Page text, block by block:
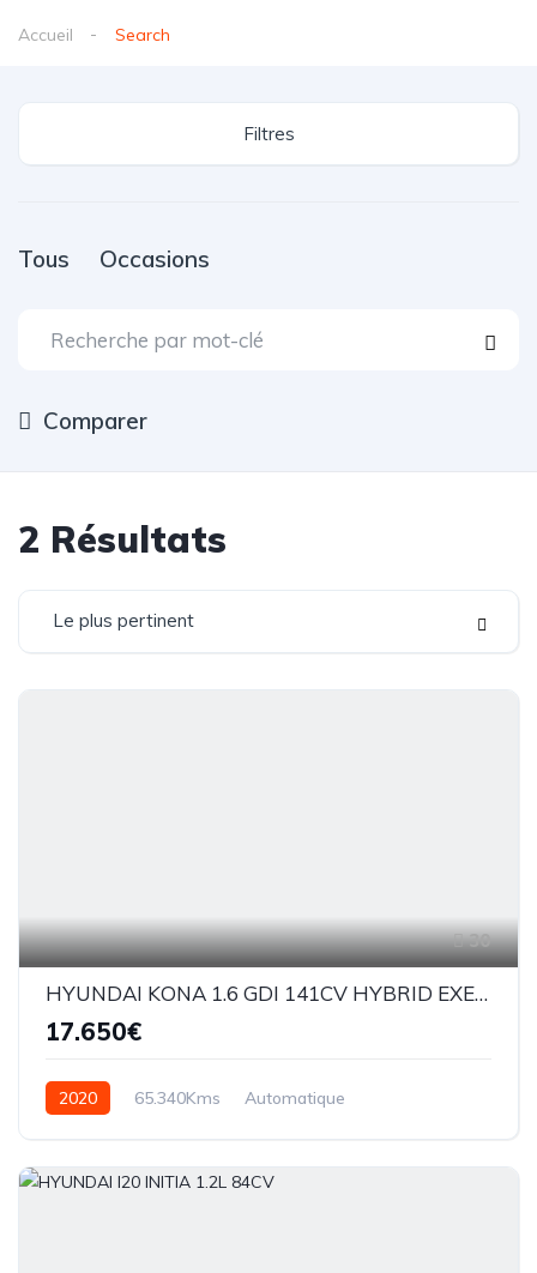
Accueil Search
Filtres
Tous Occasions
Comparer
2 Résultats
Le plus pertinent
30
HYUNDAI KONA 1.6 GDI 141CV HYBRID EXECUTIVE
17.650€
2020 65.340Kms
Automatique